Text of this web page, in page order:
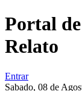
Portal
Relato
Entrar
Sabado, 08 de